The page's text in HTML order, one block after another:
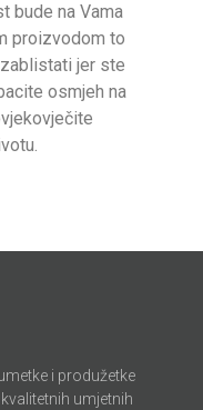
bude na Vama
proizvodom to
jer ste
osmjeh na
i produžetke
umjetnih